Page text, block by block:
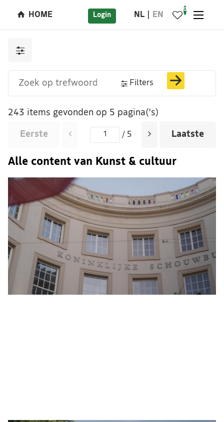
HOME Login NL EN
0
Filters
243 items gevonden op 5 pagina('s)
Eerste / 5 Laatste
Alle content van Kunst & cultuur